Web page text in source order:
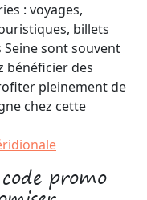
: voyages,
billets
sont souvent
bénéficier des
pleinement de
chez cette
promo